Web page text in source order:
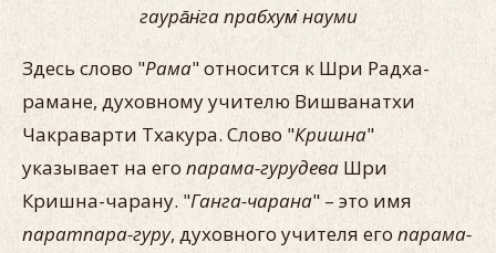
гаура̄н̇га прабхум̇ науми
Здесь слово "Рама" относится к Шри Радха-
рамане, духовному учителю Вишванатхи
Чакраварти Тхакура. Слово "Кришна"
указывает на его парама-гурудева Шри
Кришна-чарану. "Ганга-чарана" – это имя
паратпара-гуру, духовного учителя егопарама-